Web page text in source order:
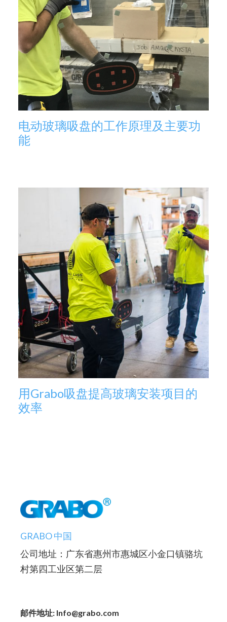
电动玻璃吸盘的工作原理及主要功
能
用Grabo吸盘提高玻璃安装项目的
效率
GRABO 中国
公司地址：广东省惠州市惠城区小金口镇骆坑
村第四工业区第二层
邮件地址: Info@grabo.com